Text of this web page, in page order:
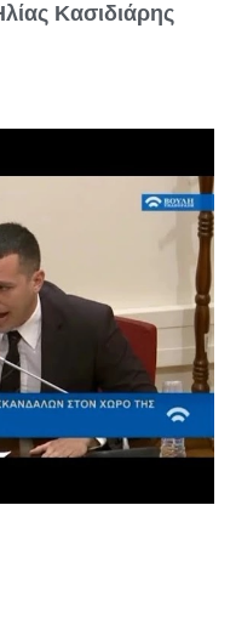
Κασιδιάρης